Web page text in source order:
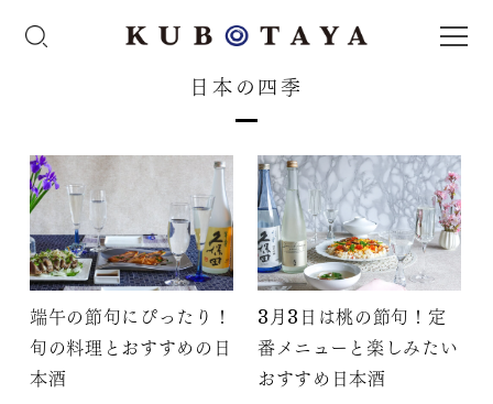
日本の四季
端午の節句にぴったり！
旬の料理とおすすめの日
本酒
3月3日は桃の節句！定
番メニューと楽しみたい
おすすめ日本酒